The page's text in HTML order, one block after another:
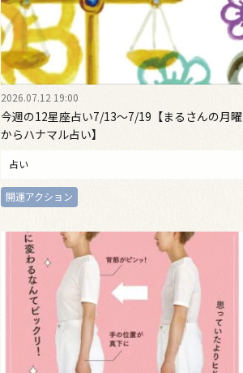
2026.07.12 19:00
今週の12星座占い7/13～7/19【まるさんの月曜
からハナマル占い】
占い
開運アクション